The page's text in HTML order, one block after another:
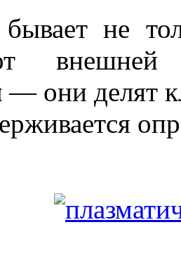
не
— они делят